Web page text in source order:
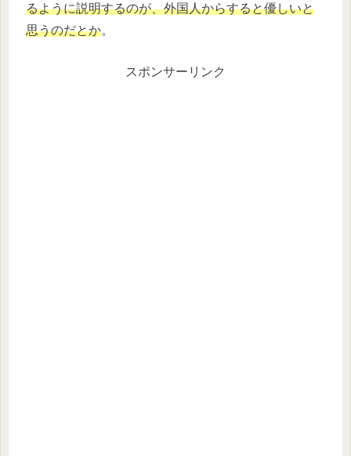
るように説明するのが、外国人からすると優しいと
思うのだとか。
スポンサーリンク